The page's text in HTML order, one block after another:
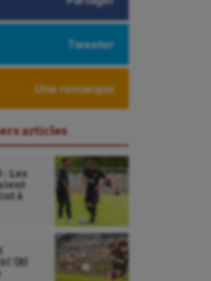
Tweeter
Une remarque
articles
: Les
à
(B)